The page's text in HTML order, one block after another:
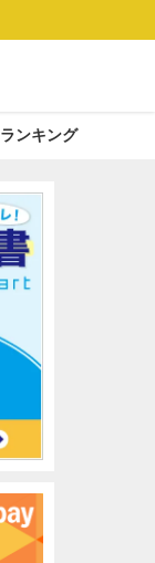
ランキング